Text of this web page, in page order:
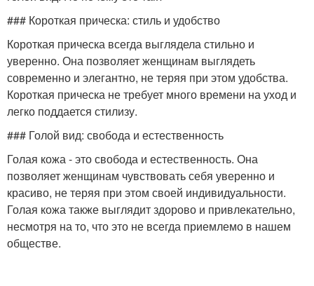
### Короткая прическа: стиль и удобство
Короткая прическа всегда выглядела стильно и
уверенно. Она позволяет женщинам выглядеть
современно и элегантно, не теряя при этом удобства.
Короткая прическа не требует много времени на уход и
легко поддается стилизу.
### Голой вид: свобода и естественность
Голая кожа - это свобода и естественность. Она
позволяет женщинам чувствовать себя уверенно и
красиво, не теряя при этом своей индивидуальности.
Голая кожа также выглядит здорово и привлекательно,
несмотря на то, что это не всегда приемлемо в нашем
обществе.